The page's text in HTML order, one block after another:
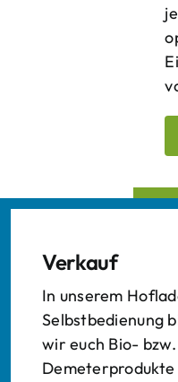
Verkauf
In unserem
Selbstbedienung
wir euch Bio- bzw.
Demeterprodukte